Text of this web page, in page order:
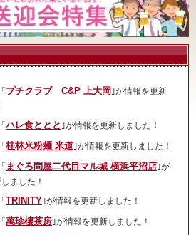
「プチクラブ C&P 上大岡 ｣が情報を更新
「ハレ食ととと ｣が情報を更新しました！
「桂林米粉麺 米道 ｣が情報を更新しました！
「 まぐろ問屋二代目マル城 横浜平沼店 ｣が
ました！
「TRINITY ｣が情報を更新しました！
「萬珍樓茶房 ｣が情報を更新しました！